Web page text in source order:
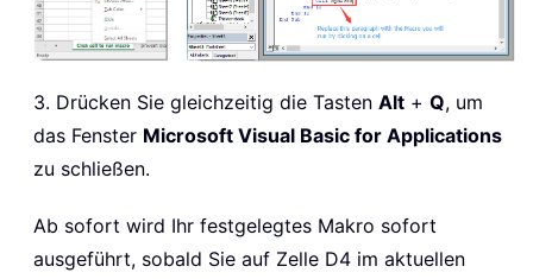
3. Drücken Sie gleichzeitig die Tasten Alt + Q, um
das Fenster Microsoft Visual Basic for Applications
zu schließen.
Ab sofort wird Ihr festgelegtes Makro sofort
ausgeführt, sobald Sie auf Zelle D4 im aktuellen